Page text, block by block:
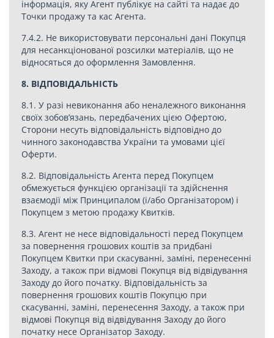
інформація, яку Агент публікує на сайті та надає до
Точки продажу та кас Агента.
7.4.2. Не використовувати персональні дані Покупця
для несанкціонованої розсилки матеріалів, що не
відносяться до оформлення Замовлення.
8. ВІДПОВІДАЛЬНІСТЬ
8.1. У разі невиконання або неналежного виконання
своїх зобов’язань, передбачених цією Офертою,
Сторони несуть відповідальність відповідно до
чинного законодавства України та умовами цієї
Оферти.
8.2. Відповідальність Агента перед Покупцем
обмежується функцією організації та здійснення
взаємодії між Принципалом (і/або Організатором) і
Покупцем з метою продажу Квитків.
8.3. Агент не несе відповідальності перед Покупцем
за повернення грошових коштів за придбані
Покупцем Квитки при скасуванні, заміні, перенесенні
Заходу, а також при відмові Покупця від відвідування
Заходу до його початку. Відповідальність за
повернення грошових коштів Покупцю при
скасуванні, заміні, перенесення Заходу, а також при
відмові Покупця від відвідування Заходу до його
початку несе Організатор Заходу.